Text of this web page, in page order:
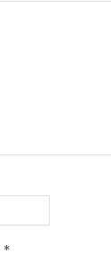
*